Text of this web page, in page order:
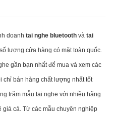
doanh tai nghe bluetooth và tai
lượng cửa hàng có mặt toàn quốc.
gần bạn nhất để mua và xem các
chỉ bán hàng chất lượng nhất tốt
trăm mẫu tai nghe với nhiều hãng
giá cả. Từ các mẫu chuyên nghiệp